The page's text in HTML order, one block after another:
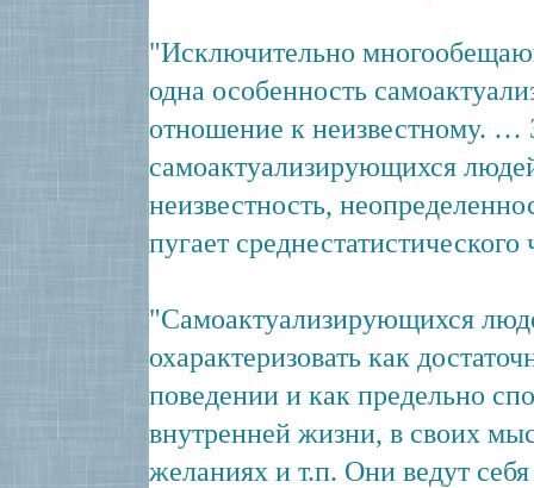
"Исключительно
одна особенность
отношение к неизвестному. …
самоактуализирующихся
неизвестность,
пугает среднестатистического
"Самоактуализирующихся
охарактеризовать как
поведении и как предельно
внутренней жизни, в своих
желаниях и т.п. Они ведут